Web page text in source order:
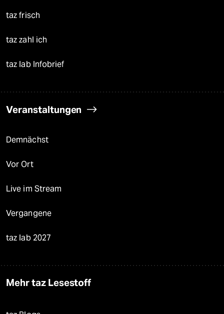
taz frisch
taz zahl ich
taz lab Infobrief
Veranstaltungen
Demnächst
Vor Ort
Live im Stream
Vergangene
taz lab 2027
Mehr taz Lesestoff